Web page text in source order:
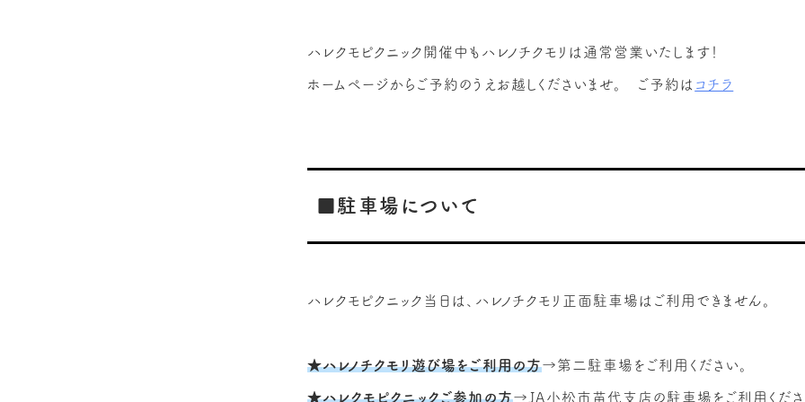
ハレクモピクニック開催中もハレノチクモリは通常営業いたします！
ホームページからご予約のうえお越しくださいませ。 ご予約は コチラ
■駐車場について
ハレクモピクニック当日は、ハレノチクモリ正面駐車場はご利用できません。
★ハレノチクモリ遊び場をご利用の方→第二駐車場をご利用ください。
★ハレクモピクニックご参加の方→JA小松市苗代支店の駐車場をご利用くださ